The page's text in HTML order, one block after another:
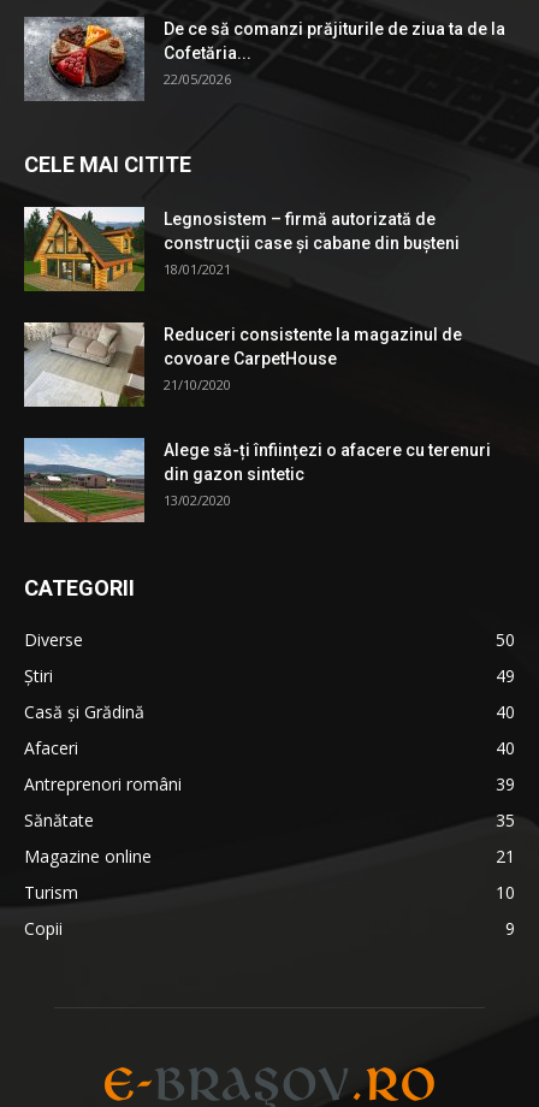
De ce să comanzi prăjiturile de ziua ta de la
Cofetăria...
22/05/2026
CELE MAI CITITE
Legnosistem – firmă autorizată de
construcţii case și cabane din bușteni
18/01/2021
Reduceri consistente la magazinul de
covoare CarpetHouse
21/10/2020
Alege să-ți înființezi o afacere cu terenuri
din gazon sintetic
13/02/2020
CATEGORII
Diverse
50
Știri
49
Casă și Grădină
40
Afaceri
40
Antreprenori români
39
Sănătate
35
Magazine online
21
Turism
10
Copii
9